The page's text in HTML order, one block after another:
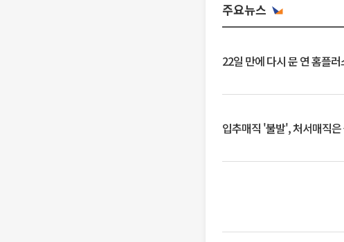
주요뉴스
22일 만에 다시 문 연 홈플
입추매직 '불발', 처서매직